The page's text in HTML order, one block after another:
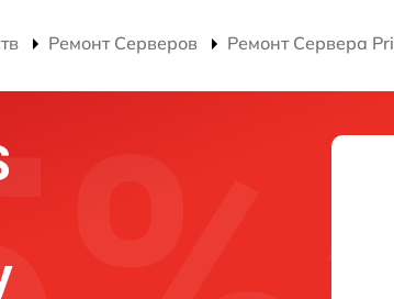
Ремонт Серверов Ремонт Сервера